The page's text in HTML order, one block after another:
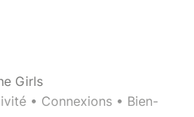
Girls
• Connexions • Bien-